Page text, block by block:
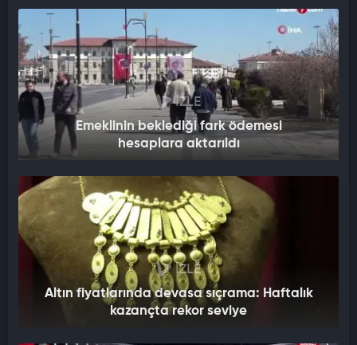
İZLE
Emeklinin beklediği fark ödemesi
hesaplara aktarıldı
İZLE
Altın fiyatlarında devasa sıçrama: Haftalık
kazançta rekor seviye